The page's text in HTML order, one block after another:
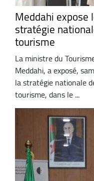
Meddahi expose
stratégie
tourisme
La ministre du
Meddahi, a exposé,
la stratégie nationale
tourisme, dans le ...